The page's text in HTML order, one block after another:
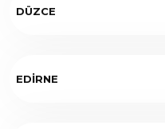
DÜZCE
EDİRNE